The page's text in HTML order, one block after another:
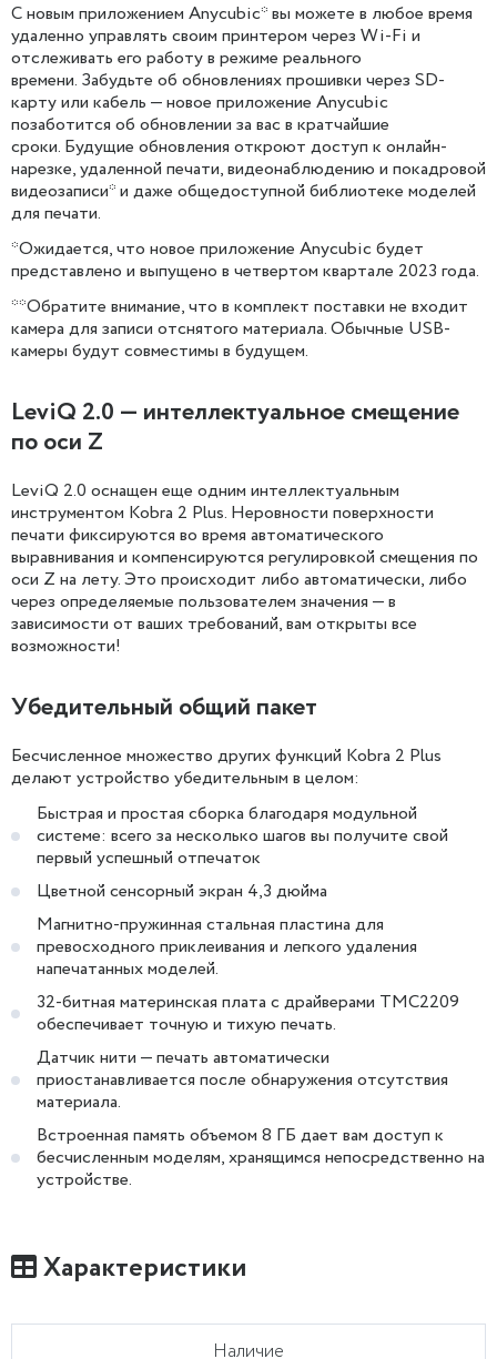
С новым приложением Anycubic* вы можете в любое время
удаленно управлять своим принтером через Wi-Fi и
отслеживать его работу в режиме реального
времени. Забудьте об обновлениях прошивки через SD-
карту или кабель — новое приложение Anycubic
позаботится об обновлении за вас в кратчайшие
сроки. Будущие обновления откроют доступ к онлайн-
нарезке, удаленной печати, видеонаблюдению и покадровой
видеозаписи* и даже общедоступной библиотеке моделей
для печати.
*Ожидается, что новое приложение Anycubic будет
представлено и выпущено в четвертом квартале 2023 года.
**Обратите внимание, что в комплект поставки не входит
камера для записи отснятого материала. Обычные USB-
камеры будут совместимы в будущем.
LeviQ 2.0 — интеллектуальное смещение
по оси Z
LeviQ 2.0 оснащен еще одним интеллектуальным
инструментом Kobra 2 Plus. Неровности поверхности
печати фиксируются во время автоматического
выравнивания и компенсируются регулировкой смещения по
оси Z на лету. Это происходит либо автоматически, либо
через определяемые пользователем значения — в
зависимости от ваших требований, вам открыты все
возможности!
Убедительный общий пакет
Бесчисленное множество других функций Kobra 2 Plus
делают устройство убедительным в целом:
Быстрая и простая сборка благодаря модульной
системе: всего за несколько шагов вы получите свой
первый успешный отпечаток
Цветной сенсорный экран 4,3 дюйма
Магнитно-пружинная стальная пластина для
превосходного приклеивания и легкого удаления
напечатанных моделей.
32-битная материнская плата с драйверами TMC2209
обеспечивает точную и тихую печать.
Датчик нити — печать автоматически
приостанавливается после обнаружения отсутствия
материала.
Встроенная память объемом 8 ГБ дает вам доступ к
бесчисленным моделям, хранящимся непосредственно на
устройстве.
Характеристики
Наличие